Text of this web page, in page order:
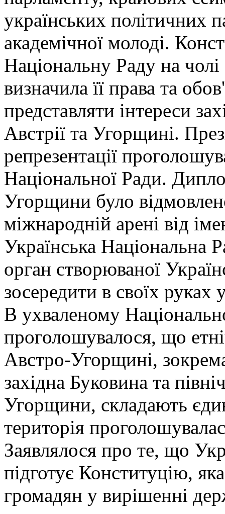
українських політичних
академічної молоді.
Національну Раду на
визначила її права та
представляти інтереси
Австрії та Угорщині.
репрезентації
Національної Ради.
Угорщини було
міжнародній арені від
Українська Національна
орган створюваної
зосередити в своїх
В ухваленому
проголошувалося, що
Австро-Угорщині,
західна Буковина та
Угорщини, складають
територія
Заявлялося про те, що
підготує Конституцію,
громадян у вирішенні